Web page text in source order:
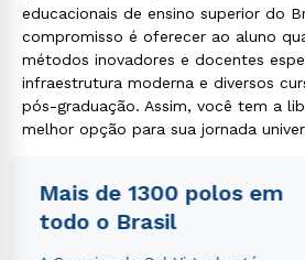
educacionais de ensino superior do
compromisso é oferecer ao aluno
métodos inovadores e docentes
infraestrutura moderna e diversos
pós-graduação. Assim, você tem a
melhor opção para sua jornada
Mais de 1300 polos em
todo o Brasil